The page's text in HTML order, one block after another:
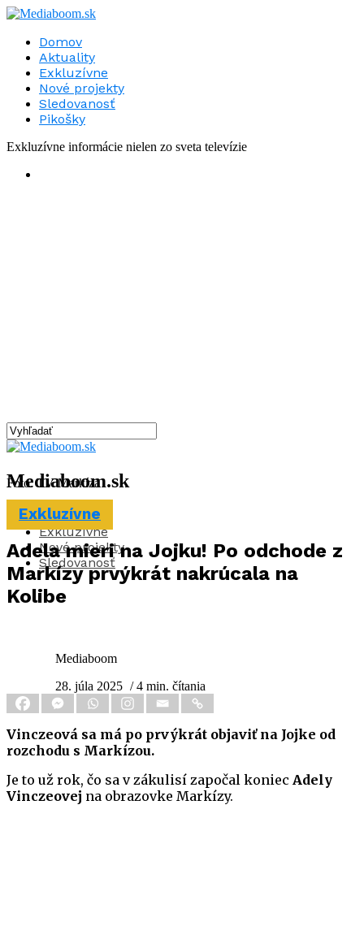
Domov
Aktuality
Exkluzívne
Nové projekty
Sledovanosť
Pikošky
Exkluzívne informácie nielen zo sveta televízie
Mediaboom.sk
Aktuality
Exkluzívne
Nové projekty
Sledovanosť
Foto: TV Markíza
Exkluzívne
Adela mieri na Jojku! Po odchode z
Markízy prvýkrát nakrúcala na
Kolibe
Mediaboom
28. júla 2025 / 4 min. čítania
Vinczeová sa má po prvýkrát objaviť na Jojke od
rozchodu s Markízou.
Je to už rok, čo sa v zákulisí započal koniec Adely
Vinczeovej na obrazovke Markízy.